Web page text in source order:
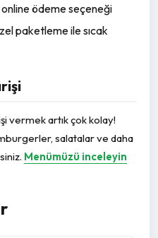
ödeme seçeneği
paketleme ile sıcak
vermek artık çok kolay!
salatalar ve daha
Menümüzü inceleyin